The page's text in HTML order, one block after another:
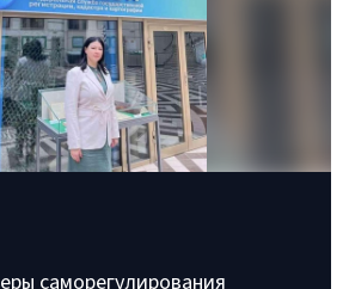
саморегулирования